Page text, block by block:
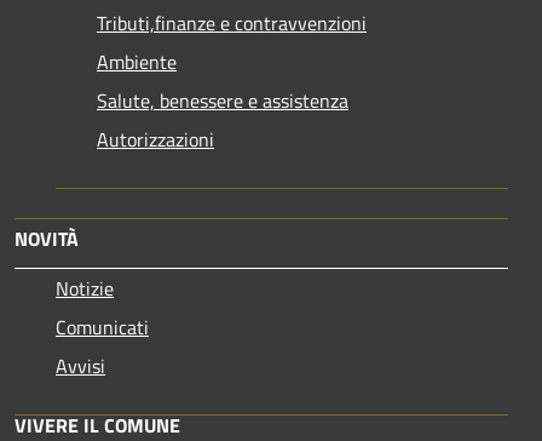
Tributi,finanze e contravvenzioni
Ambiente
Salute, benessere e assistenza
Autorizzazioni
NOVITÀ
Notizie
Comunicati
Avvisi
VIVERE IL COMUNE